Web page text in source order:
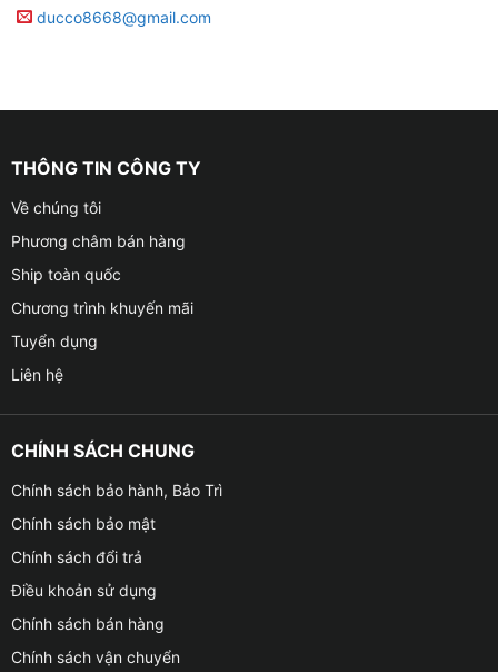
ducco8668@gmail.com
THÔNG TIN CÔNG TY
Về chúng tôi
Phương châm bán hàng
Ship toàn quốc
Chương trình khuyến mãi
Tuyển dụng
Liên hệ
CHÍNH SÁCH CHUNG
Chính sách bảo hành, Bảo Trì
Chính sách bảo mật
Chính sách đổi trả
Điều khoản sử dụng
Chính sách bán hàng
Chính sách vận chuyển